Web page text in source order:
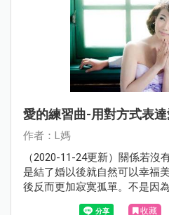
愛的練習曲-用對方式表
作者：L媽
（2020-11-24更新）關係若沒
是結了婚以後就自然可以幸福
後反而更加寂寞孤單。不是因
知道怎麼表達愛。
收藏